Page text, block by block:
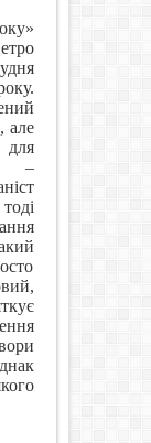
але
–